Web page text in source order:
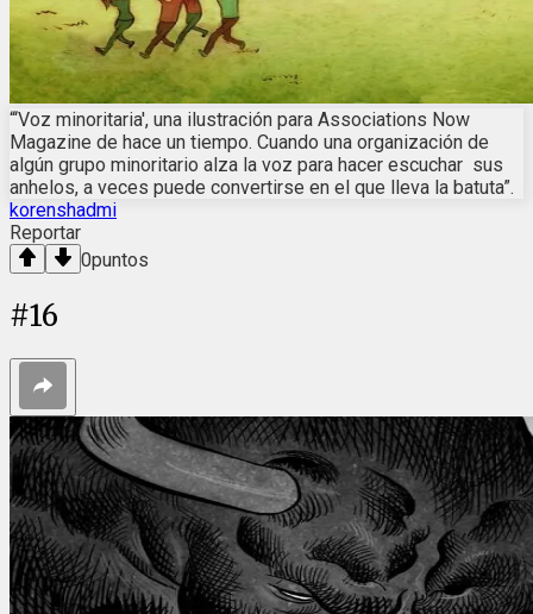
“‘Voz minoritaria', una ilustración para Associations Now
Magazine de hace un tiempo. Cuando una organización de
algún grupo minoritario alza la voz para hacer escuchar sus
anhelos, a veces puede convertirse en el que lleva la batuta”.
korenshadmi
Reportar
0puntos
#16